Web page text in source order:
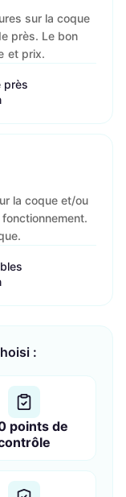
sur la coque
près. Le bon
et prix.
près
la coque et/ou
:
points de